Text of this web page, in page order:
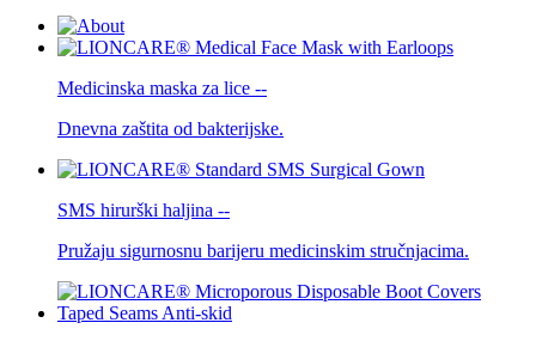
Medicinska maska ​​za lice --
Dnevna zaštita od bakterijske.
SMS hirurški haljina --
Pružaju sigurnosnu barijeru medicinskim stručnjacima.